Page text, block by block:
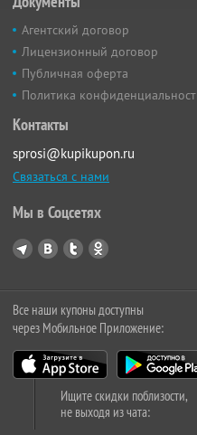
Агентский договор
Лицензионный договор
Публичная оферта
Политика
Контакты
sprosi@kupikupon.ru
Связаться с нами
Мы в Соцсетях
Все наши купоны доступны
через Мобильное Приложение:
Ищите скидки поблизости,
не выходя из чата: